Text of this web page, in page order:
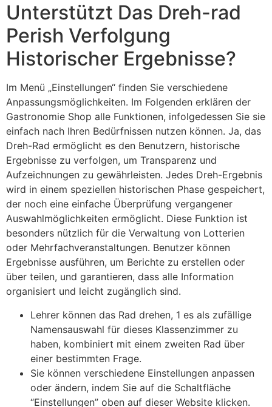
Unterstützt Das Dreh-rad
Perish Verfolgung
Historischer Ergebnisse?
Im Menü „Einstellungen“ finden Sie verschiedene
Anpassungsmöglichkeiten. Im Folgenden erklären der
Gastronomie Shop alle Funktionen, infolgedessen Sie sie
einfach nach Ihren Bedürfnissen nutzen können. Ja, das
Dreh-Rad ermöglicht es den Benutzern, historische
Ergebnisse zu verfolgen, um Transparenz und
Aufzeichnungen zu gewährleisten. Jedes Dreh-Ergebnis
wird in einem speziellen historischen Phase gespeichert,
der noch eine einfache Überprüfung vergangener
Auswahlmöglichkeiten ermöglicht. Diese Funktion ist
besonders nützlich für die Verwaltung von Lotterien
oder Mehrfachveranstaltungen. Benutzer können
Ergebnisse ausführen, um Berichte zu erstellen oder
über teilen, und garantieren, dass alle Information
organisiert und leicht zugänglich sind.
Lehrer können das Rad drehen, 1 es als zufällige
Namensauswahl für dieses Klassenzimmer zu
haben, kombiniert mit einem zweiten Rad über
einer bestimmten Frage.
Sie können verschiedene Einstellungen anpassen
oder ändern, indem Sie auf die Schaltfläche
“Einstellungen” oben auf dieser Website klicken.